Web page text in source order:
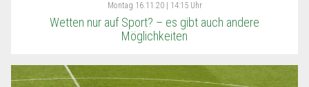
Montag 16.11.20 | 14:15 Uhr
Wetten nur auf Sport? – es gibt auch andere
Möglichkeiten